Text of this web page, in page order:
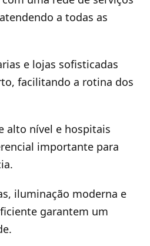
a todas as
e lojas sofisticadas
facilitando a rotina dos
alto nível e hospitais
importante para
iluminação moderna e
garantem um